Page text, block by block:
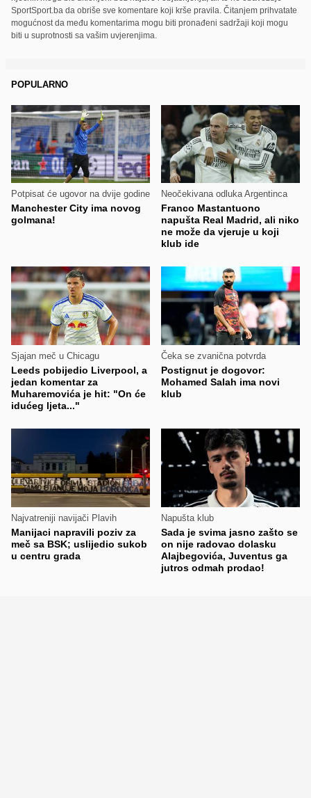
SportSport.ba da obriše sve komentare koji krše pravila. Čitanjem prihvatate
mogućnost da među komentarima mogu biti pronađeni sadržaji koji mogu
biti u suprotnosti sa vašim uvjerenjima.
POPULARNO
Potpisat će ugovor na dvije godine
Manchester City ima novog
golmana!
Neočekivana odluka Argentinca
Franco Mastantuono
napušta Real Madrid, ali niko
ne može da vjeruje u koji
klub ide
Sjajan meč u Chicagu
Leeds pobijedio Liverpool, a
jedan komentar za
Muharemovića je hit: "On će
idućeg ljeta..."
Čeka se zvanična potvrda
Postignut je dogovor:
Mohamed Salah ima novi
klub
Najvatreniji navijači Plavih
Manijaci napravili poziv za
meč sa BSK; uslijedio sukob
u centru grada
Napušta klub
Sada je svima jasno zašto se
on nije radovao dolasku
Alajbegovića, Juventus ga
jutros odmah prodao!